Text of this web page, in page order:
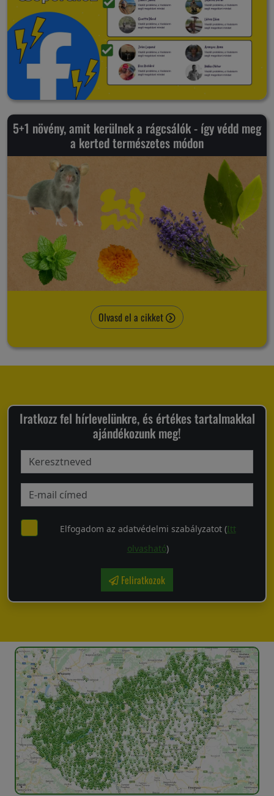
5+1 növény, amit kerülnek a rágcsálók - így védd meg
a kerted természetes módon
Olvasd el a cikket
Iratkozz fel hírlevelünkre, és értékes tartalmakkal
ajándékozunk meg!
Elfogadom az adatvédelmi szabályzatot (Itt
olvasható)
Feliratkozok